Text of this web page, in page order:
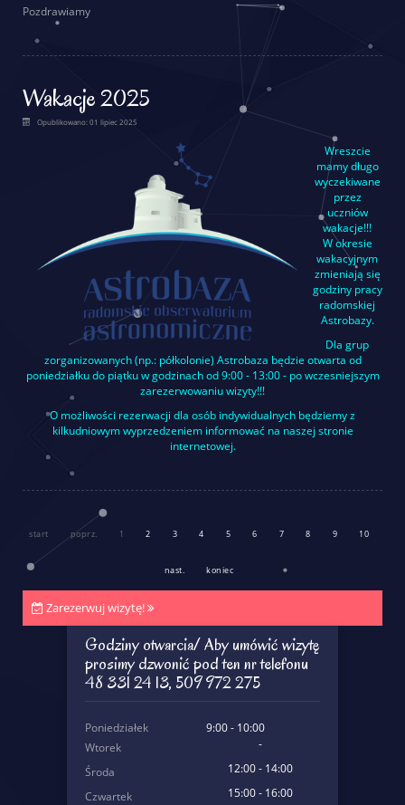
Pozdrawiamy
Wakacje 2025
Opublikowano: 01 lipiec 2025
Wreszcie
mamy długo
wyczekiwane
przez
uczniów
wakacje!!!
W okresie
wakacyjnym
zmieniają się
godziny pracy
radomskiej
Astrobazy.
Dla grup
zorganizowanych (np.: półkolonie) Astrobaza będzie otwarta od
poniedziałku do piątku w godzinach od 9:00 - 13:00 - po wczesniejszym
zarezerwowaniu wizyty!!!
O możliwości rezerwacji dla osób indywidualnych będziemy z
kilkudniowym wyprzedzeniem informować na naszej stronie
internetowej.
start poprz. 1 2 3 4 5 6 7 8 9 10
nast. koniec
Zarezerwuj wizytę!
Godziny otwarcia/ Aby umówić wizytę
prosimy dzwonić pod ten nr telefonu
48 331 24 13, 509 972 275
Poniedziałek
9:00 - 10:00
Wtorek
-
Środa
12:00 - 14:00
Czwartek
15:00 - 16:00